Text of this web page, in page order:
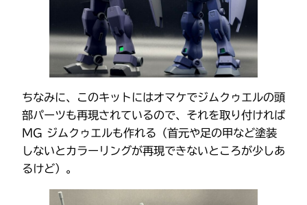
ちなみに、このキットにはオマケでジムクゥエルの頭
部パーツも再現されているので、それを取り付ければ
MG ジムクゥエルも作れる（首元や足の甲など塗装
しないとカラーリングが再現できないところが少しあ
るけど）。